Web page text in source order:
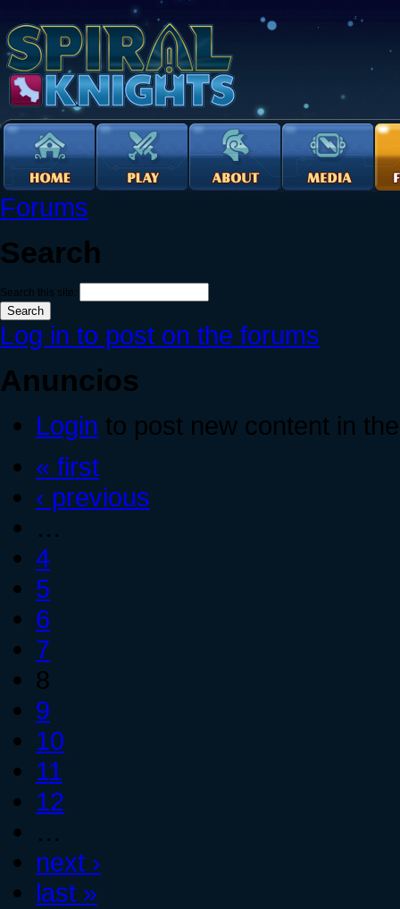
Forums
Search
Search this site:
Log in to post on the forums
Anuncios
Login to post new content in
« first
‹ previous
…
4
5
6
7
8
9
10
11
12
…
next ›
last »